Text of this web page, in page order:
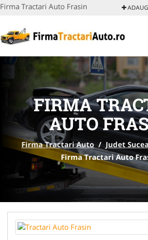
Firma Tractari Auto Frasin
FIRMA
AUTO
Firma Tractari Auto / Judet
Firma Tractari Auto